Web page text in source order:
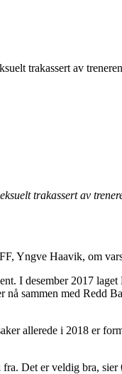
trakassert av
trakassert av
Yngve Haavik, om
I desember 2017
sammen med Redd
allerede i 2018 er
Det er veldig bra,